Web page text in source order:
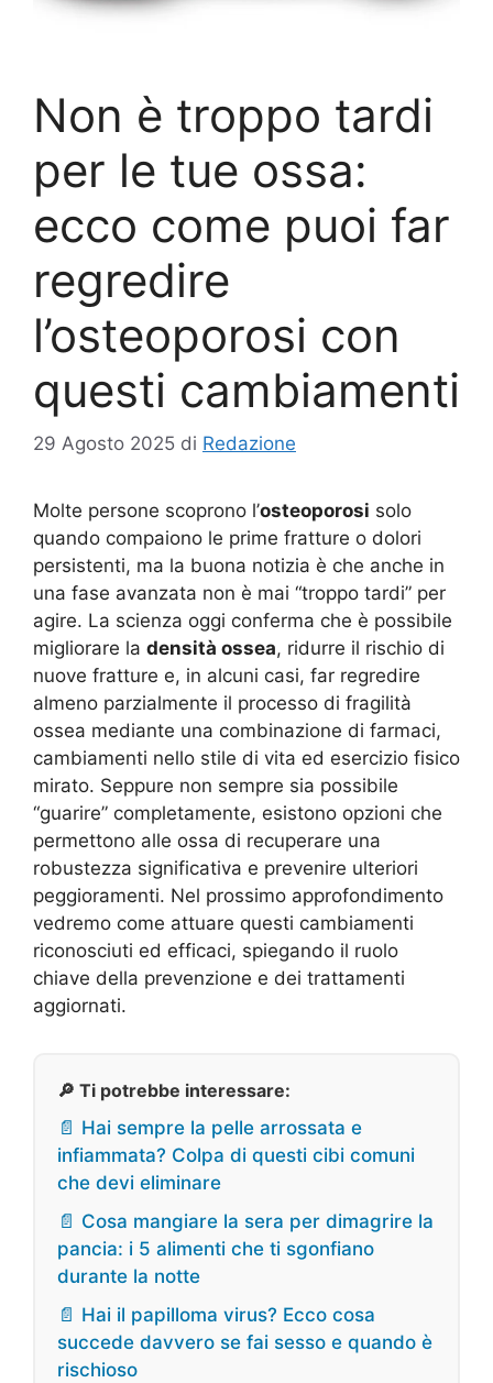
Non è troppo tardi
per le tue ossa:
ecco come puoi far
regredire
l’osteoporosi con
questi cambiamenti
29 Agosto 2025 di Redazione
Molte persone scoprono l’osteoporosi solo
quando compaiono le prime fratture o dolori
persistenti, ma la buona notizia è che anche in
una fase avanzata non è mai “troppo tardi” per
agire. La scienza oggi conferma che è possibile
migliorare la densità ossea, ridurre il rischio di
nuove fratture e, in alcuni casi, far regredire
almeno parzialmente il processo di fragilità
ossea mediante una combinazione di farmaci,
cambiamenti nello stile di vita ed esercizio fisico
mirato. Seppure non sempre sia possibile
“guarire” completamente, esistono opzioni che
permettono alle ossa di recuperare una
robustezza significativa e prevenire ulteriori
peggioramenti. Nel prossimo approfondimento
vedremo come attuare questi cambiamenti
riconosciuti ed efficaci, spiegando il ruolo
chiave della prevenzione e dei trattamenti
aggiornati.
🔎 Ti potrebbe interessare:
📄 Hai sempre la pelle arrossata e
infiammata? Colpa di questi cibi comuni
che devi eliminare
📄 Cosa mangiare la sera per dimagrire la
pancia: i 5 alimenti che ti sgonfiano
durante la notte
📄 Hai il papilloma virus? Ecco cosa
succede davvero se fai sesso e quando è
rischioso